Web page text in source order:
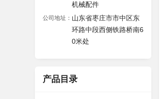
机械配件
公司地址： 山东省枣庄市市中区东
环路中段西侧铁路桥南6
0米处
产品目录